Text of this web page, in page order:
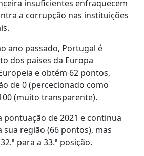
insuficientes enfraquecem
a corrupção nas instituições
ano passado, Portugal é
dos países da Europa
e obtém 62 pontos,
de 0 (percecionado como
(muito transparente).
de 2021 e continua
sua região (66 pontos), mas
para a 33.ª posição.